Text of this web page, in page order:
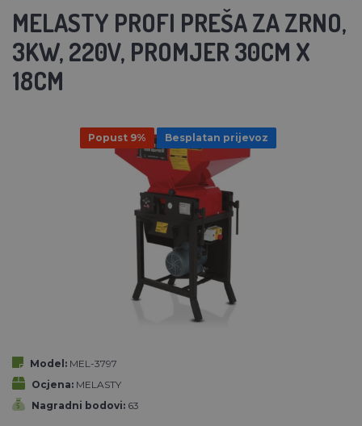
MELASTY PROFI PREŠA ZA ZRNO,
3KW, 220V, PROMJER 30CM X
18CM
Popust 9% Besplatan prijevoz
Model: MEL-3797
Ocjena: MELASTY
Nagradni bodovi: 63